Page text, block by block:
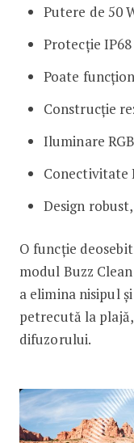
Putere de 50
Protecție
Poate
Construcție
Iluminare RGB
Conectivitate
Design
O funcție
modul Buzz
a elimina nisipul
petrecută la
difuzorului.